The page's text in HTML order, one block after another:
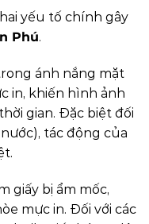
yếu tố chính gây
Phú.
ánh nắng mặt
in, khiến hình ảnh
gian. Đặc biệt đối
tác động của
giấy bị ẩm mốc,
mực in. Đối với các